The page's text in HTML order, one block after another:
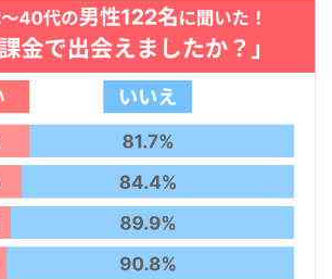
する情報を更新しました
」「with」「ペアーズ」の解説を加えました
決済手段について追記しました
えました